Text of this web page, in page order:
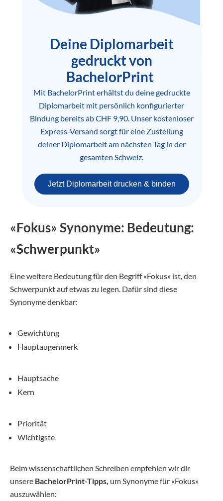
Deine Diplomarbeit
gedruckt von
BachelorPrint
Mit BachelorPrint erhältst du deine gedruckte
Diplomarbeit mit persönlich konfigurierter
Bindung bereits ab CHF 9,90. Unser kostenloser
Express-Versand sorgt für eine Zustellung
deiner Diplomarbeit am nächsten Tag in der
gesamten Schweiz.
Jetzt Diplomarbeit drucken & binden
«Fokus» Synonyme: Bedeutung:
«Schwerpunkt»
Eine weitere Bedeutung für den Begriff «Fokus» ist, den
Schwerpunkt auf etwas zu legen. Dafür sind diese
Synonyme denkbar:
Gewichtung
Hauptaugenmerk
Hauptsache
Kern
Priorität
Wichtigste
Beim wissenschaftlichen Schreiben empfehlen wir dir
unsere BachelorPrint-Tipps, um Synonyme für «Fokus»
auszuwählen: